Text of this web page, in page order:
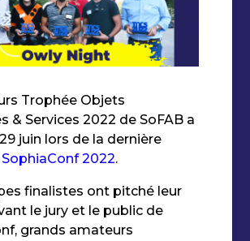
Trophée Objets
& Services 2022 de SoFAB a
juin lors de la dernière
SophiaConf 2022.
finalistes ont pitché leur
le jury et le public de
grands amateurs